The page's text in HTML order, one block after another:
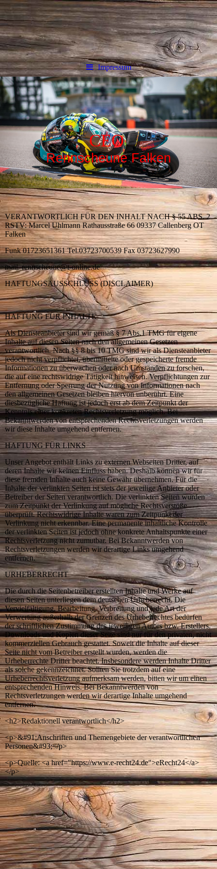
Impressum
CEO
Rennscheune Falken
VERANTWORTLICH FÜR DEN INHALT NACH § 55 ABS. 2
RSTV: Marcel Uhlmann Rathausstraße 66 09337 Callenberg OT
Falken
Funk 01723651361 Tel.03723700539 Fax 03723627990
mail. rennscheune@t-online.de
HAFTUNGSAUSSCHLUSS (DISCLAIMER)
HAFTUNG FÜR INHALTE
Als Diensteanbieter sind wir gemäß § 7 Abs.1 TMG für eigene
Inhalte auf diesen Seiten nach den allgemeinen Gesetzen
verantwortlich. Nach §§ 8 bis 10 TMG sind wir als Diensteanbieter
jedoch nicht verpflichtet, übermittelte oder gespeicherte fremde
Informationen zu überwachen oder nach Umständen zu forschen,
die auf eine rechtswidrige Tätigkeit hinweisen. Verpflichtungen zur
Entfernung oder Sperrung der Nutzung von Informationen nach
den allgemeinen Gesetzen bleiben hiervon unberührt. Eine
diesbezügliche Haftung ist jedoch erst ab dem Zeitpunkt der
Kenntnis einer konkreten Rechtsverletzung möglich. Bei
Bekanntwerden von entsprechenden Rechtsverletzungen werden
wir diese Inhalte umgehend entfernen.
HAFTUNG FÜR LINKS
Unser Angebot enthält Links zu externen Webseiten Dritter, auf
deren Inhalte wir keinen Einfluss haben. Deshalb können wir für
diese fremden Inhalte auch keine Gewähr übernehmen. Für die
Inhalte der verlinkten Seiten ist stets der jeweilige Anbieter oder
Betreiber der Seiten verantwortlich. Die verlinkten Seiten wurden
zum Zeitpunkt der Verlinkung auf mögliche Rechtsverstöße
überprüft. Rechtswidrige Inhalte waren zum Zeitpunkt der
Verlinkung nicht erkennbar. Eine permanente inhaltliche Kontrolle
der verlinkten Seiten ist jedoch ohne konkrete Anhaltspunkte einer
Rechtsverletzung nicht zumutbar. Bei Bekanntwerden von
Rechtsverletzungen werden wir derartige Links umgehend
entfernen.
URHEBERRECHT
Die durch die Seitenbetreiber erstellten Inhalte und Werke auf
diesen Seiten unterliegen dem deutschen Urheberrecht. Die
Vervielfältigung, Bearbeitung, Verbreitung und jede Art der
Verwertung außerhalb der Grenzen des Urheberrechtes bedürfen
der schriftlichen Zustimmung des jeweiligen Autors bzw. Erstellers.
Downloads und Kopien dieser Seite sind nur für den privaten, nicht
kommerziellen Gebrauch gestattet. Soweit die Inhalte auf dieser
Seite nicht vom Betreiber erstellt wurden, werden die
Urheberrechte Dritter beachtet. Insbesondere werden Inhalte Dritter
als solche gekennzeichnet. Sollten Sie trotzdem auf eine
Urheberrechtsverletzung aufmerksam werden, bitten wir um einen
entsprechenden Hinweis. Bei Bekanntwerden von
Rechtsverletzungen werden wir derartige Inhalte umgehend
entfernen.
<h2>Redaktionell verantwortlich</h2>
<p>&#91;Anschriften und Themengebiete der verantwortlichen
Personen&#93;</p>
<p>Quelle: <a href="https://www.e-recht24.de">eRecht24</a>
</p>